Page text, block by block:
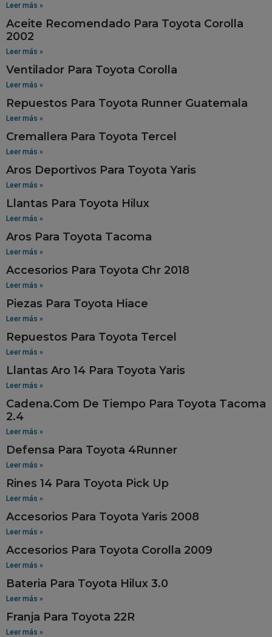
Leer más »
Aceite Recomendado Para Toyota Corolla
2002
Leer más »
Ventilador Para Toyota Corolla
Leer más »
Repuestos Para Toyota Runner Guatemala
Leer más »
Cremallera Para Toyota Tercel
Leer más »
Aros Deportivos Para Toyota Yaris
Leer más »
Llantas Para Toyota Hilux
Leer más »
Aros Para Toyota Tacoma
Leer más »
Accesorios Para Toyota Chr 2018
Leer más »
Piezas Para Toyota Hiace
Leer más »
Repuestos Para Toyota Tercel
Leer más »
Llantas Aro 14 Para Toyota Yaris
Leer más »
Cadena.Com De Tiempo Para Toyota Tacoma
2.4
Leer más »
Defensa Para Toyota 4Runner
Leer más »
Rines 14 Para Toyota Pick Up
Leer más »
Accesorios Para Toyota Yaris 2008
Leer más »
Accesorios Para Toyota Corolla 2009
Leer más »
Bateria Para Toyota Hilux 3.0
Leer más »
Franja Para Toyota 22R
Leer más »